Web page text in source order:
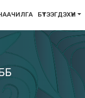
БҮТЭЭГДЭХҮҮН